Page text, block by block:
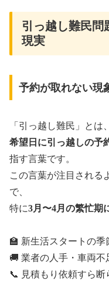
引っ越し難民問
現実
予約が取れない現
「引っ越し難民」とは、
希望日に引っ越しの予
指す言葉です。
この言葉が注目される
で、
特に3月〜4月の繁忙期
🏫 新生活スタートの季
🚚 業者の人手・車両
📞 見積もり依頼すら